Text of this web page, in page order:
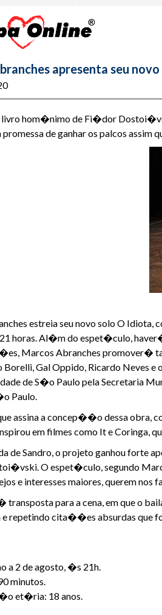
apresenta seu
livro hom�nimo de Fi�dor
promessa de ganhar os palcos assim
estreia seu novo solo O
horas. Al�m do espet�culo,
Marcos Abranches promover�
Borelli, Gal Oppido, Ricardo
de S�o Paulo pela Secretaria
Paulo.
assina a concep��o dessa obra,
em filmes como It e Coringa,
de Sandro, o projeto ganhou forte
O espet�culo, segundo
e interesses maiores, querem nos
transposta para a cena, em que o
repetindo cita��es absurdas que
a 2 de agosto, �s 21h.
minutos.
et�ria: 18 anos.